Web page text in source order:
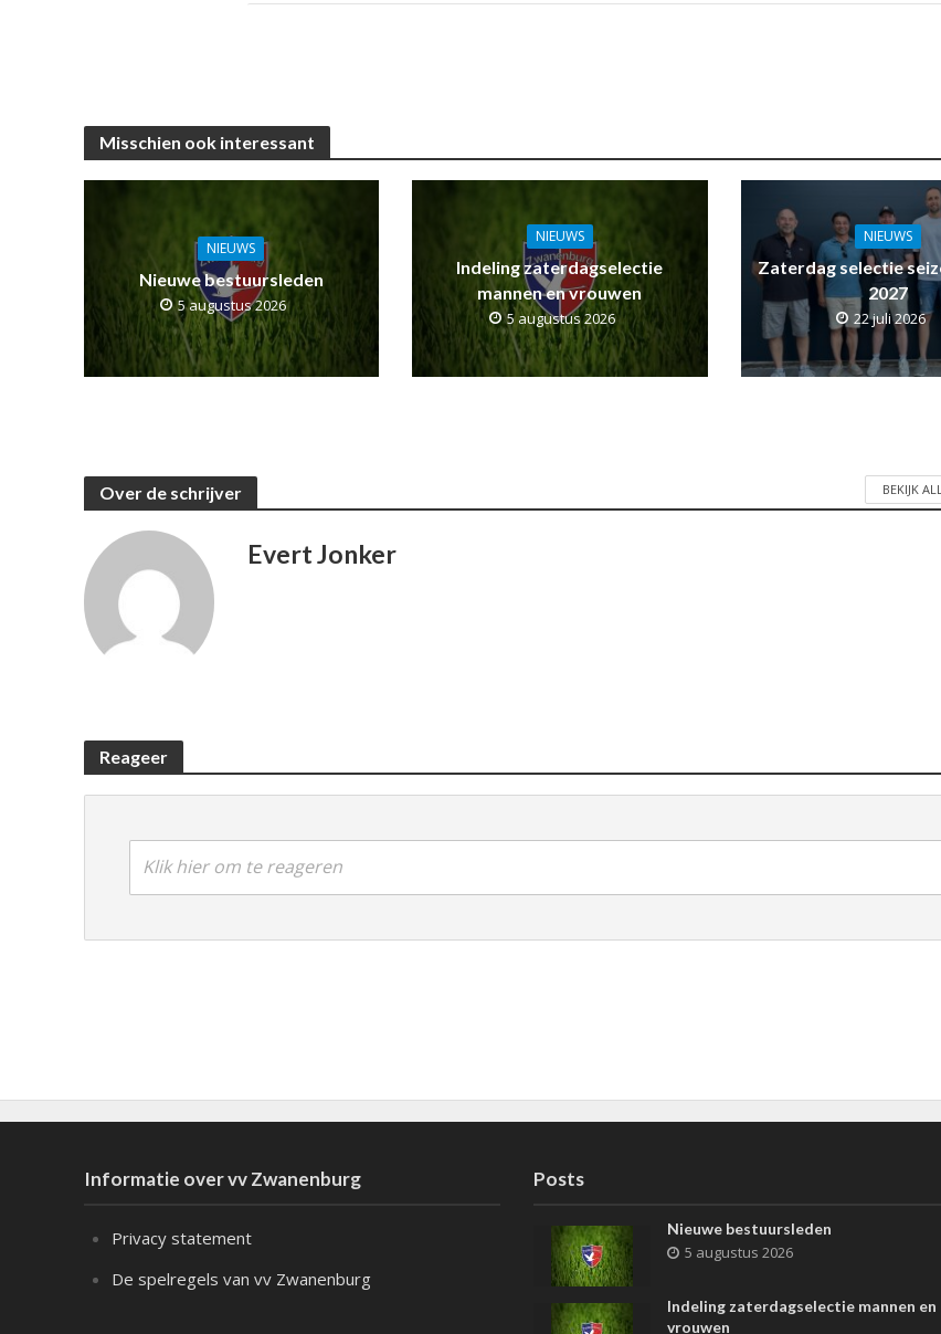
Misschien ook interessant
NIEUWS
Nieuwe bestuursleden
5 augustus 2026
NIEUWS
Indeling zaterdagselectie
mannen en vrouwen
5 augustus 2026
NIEUWS
Zaterdag selectie
2027
22 juli 2026
Over de schrijver BEKIJK
Evert Jonker
Reageer
Klik hier om te reageren
Informatie over vv Zwanenburg
Privacy statement
De spelregels van vv Zwanenburg
Posts
Nieuwe bestuursleden
5 augustus 2026
Indeling zaterdagselectie mannen en
vrouwen